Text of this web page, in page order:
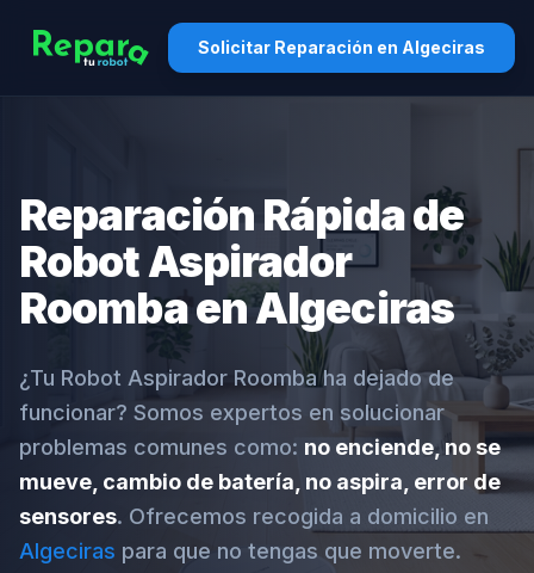
Solicitar Reparación en Algeciras
Reparación Rápida de
Robot Aspirador
Roomba en Algeciras
¿Tu Robot Aspirador Roomba ha dejado de
funcionar? Somos expertos en solucionar
problemas comunes como: no enciende, no se
mueve, cambio de batería, no aspira, error de
sensores. Ofrecemos recogida a domicilio en
Algeciras para que no tengas que moverte.